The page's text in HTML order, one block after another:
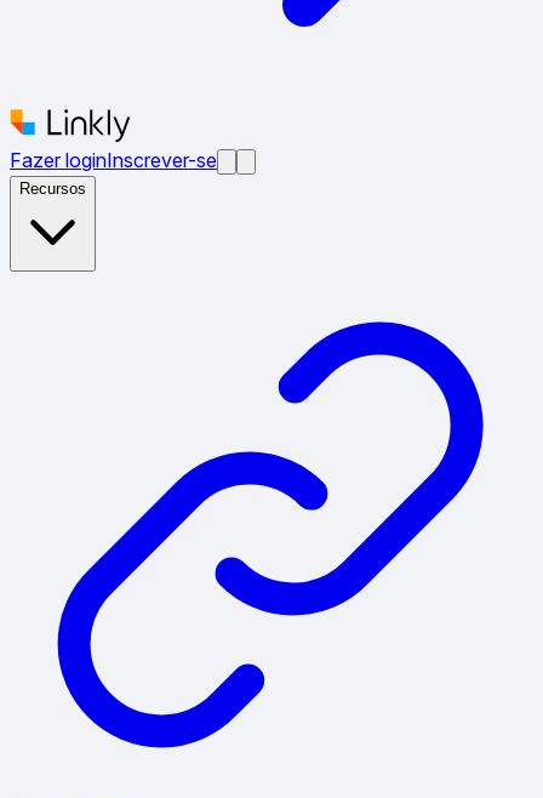
Fazer loginInscrever-se
Recursos